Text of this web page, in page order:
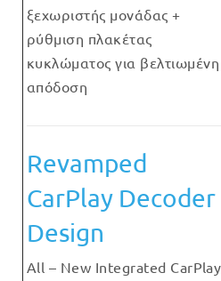
ξεχωριστής μονάδας +
ρύθμιση πλακέτας
κυκλώματος για βελτιωμένη
απόδοση
Revamped
CarPlay Decoder
Design
All – New Integrated CarPlay